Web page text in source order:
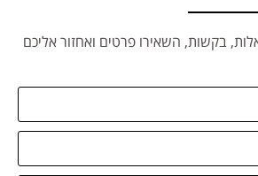
בקשות, השאירו פרטים ואחזור אליכם